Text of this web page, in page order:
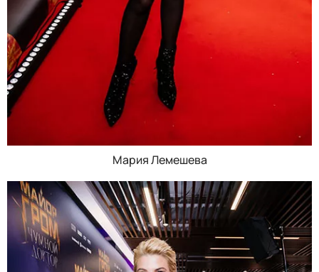
Мария Лемешева